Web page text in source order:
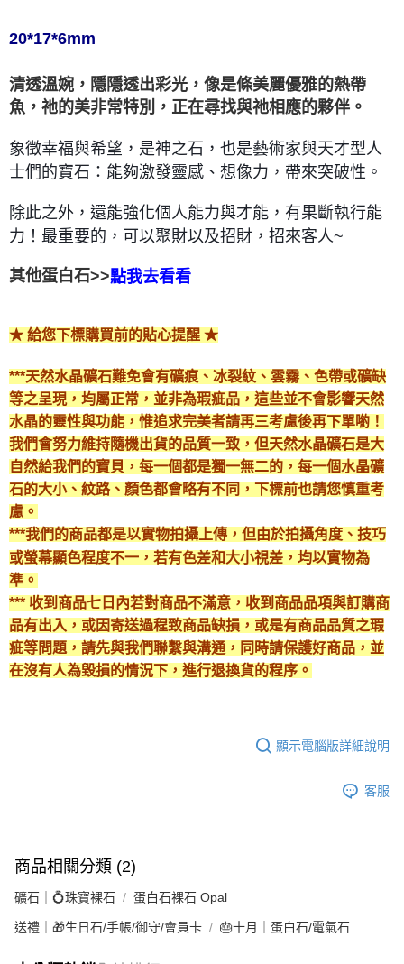
每筆NT$80，滿NT$3,000(含以上)免運費
每筆NT$80，滿NT$3,000(含以上)免運費
每筆NT$80，滿NT$3,000(含以上)免運費
免運費
20*17*6mm
清透溫婉，隱隱透出彩光，像是條美麗優雅的熱帶
魚，祂的美非常特別，正在尋找與祂相應的夥伴。
象徵幸福與希望，是神之石，也是藝術家與天才型人
士們的寶石：能夠激發靈感、想像力，帶來突破性。
除此之外，還能強化個人能力與才能，有果斷執行能
力！最重要的， 可以聚財以及招財，招來客人~
其他蛋白石>>點我去看看
★ 給您下標購買前的貼心提醒 ★
***天然水晶礦石難免會有礦痕、冰裂紋、雲霧、色帶或礦缺
等之呈現，均屬正常，並非為瑕疵品，這些並不會影響天然
水晶的靈性與功能，惟追求完美者請再三考慮後再下單喲！
我們會努力維持隨機出貨的品質一致，但天然水晶礦石是大
自然給我們的寶貝，每一個都是獨一無二的，每一個水晶礦
石的大小、紋路、顏色都會略有不同，下標前也請您慎重考
慮。
***我們的商品都是以實物拍攝上傳，但由於拍攝角度、技巧
或螢幕顯色程度不一，若有色差和大小視差，均以實物為
準。
*** 收到商品七日內若對商品不滿意，收到商品品項與訂購商
品有出入，或因寄送過程致商品缺損，或是有商品品質之瑕
疵等問題，請先與我們聯繫與溝通，同時請保護好商品，並
在沒有人為毀損的情況下，進行退換貨的程序。
顯示電腦版詳細說明
客服
商品相關分類 (2)
礦石｜💍珠寶裸石 蛋白石裸石 Opal
送禮｜🎁生日石/手帳/御守/會員卡 🎂十月｜蛋白石/電氣石